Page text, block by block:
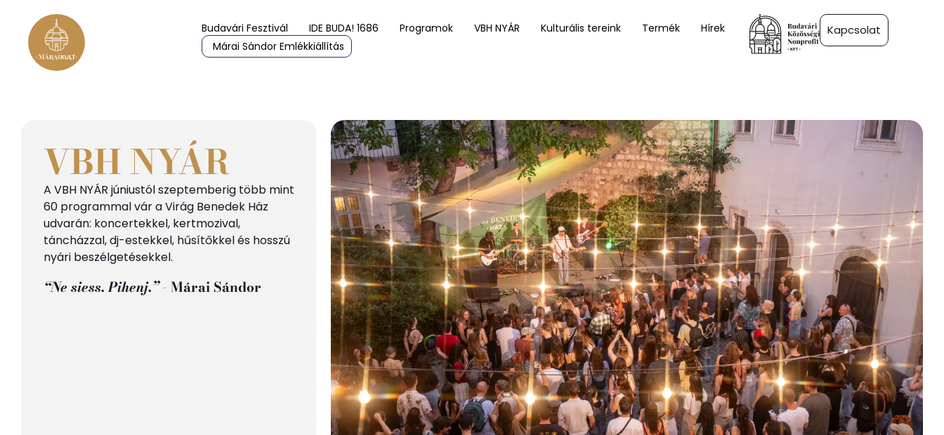
Budavári Fesztivál IDE BUDA! 1686 Programok VBH NYÁR Kulturális tereink Termék
Hírek
Márai Sándor Emlékkiállítás
Kapcsolat
VBH NYÁR
A VBH NYÁR júniustól szeptemberig több mint
60 programmal vár a Virág Benedek Ház
udvarán: koncertekkel, kertmozival,
táncházzal, dj-estekkel, hűsítőkkel és hosszú
nyári beszélgetésekkel.
“Ne siess. Pihenj.”- Márai Sándor